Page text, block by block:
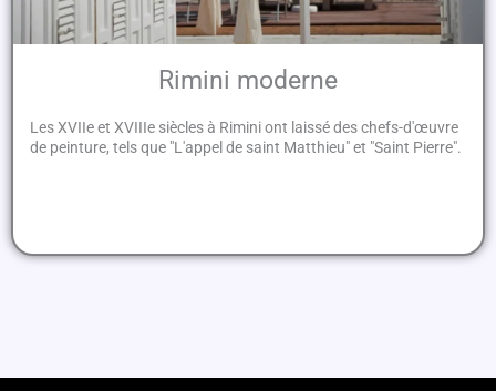
Rimini moderne
Les XVIIe et XVIIIe siècles à Rimini ont laissé des chefs-d'œuvre
de peinture, tels que "L'appel de saint Matthieu" et "Saint Pierre".